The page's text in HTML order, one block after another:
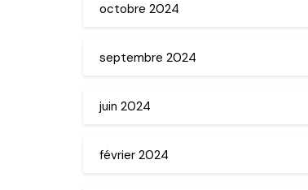
octobre 2024
septembre 2024
juin 2024
février 2024